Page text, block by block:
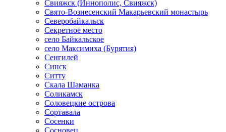
Свияжск (Иннополис, Свияжск)
Свято-Вознесенский Макарьевский монастырь
Северобайкальск
Секретное место
село Байкальское
село Максимиха (Бурятия)
Сенгилей
Синск
Ситту
Скала Шаманка
Соликамск
Соловецкие острова
Сортавала
Сосенки
Сосновец